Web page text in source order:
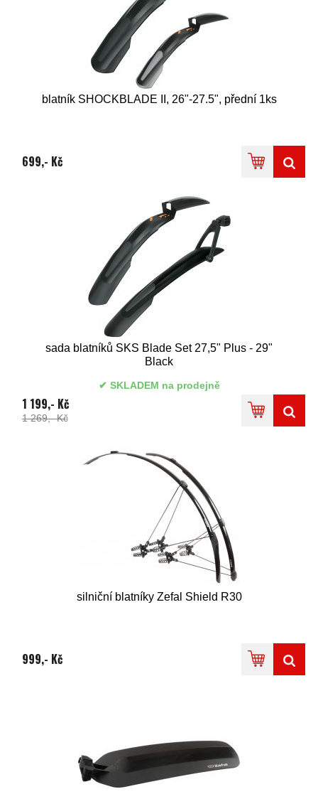
blatník SHOCKBLADE II, 26"-27.5", přední 1ks
699,- Kč
sada blatníků SKS Blade Set 27,5" Plus - 29"
Black
SKLADEM na prodejně
1 199,- Kč
1 269,- Kč
silniční blatníky Zefal Shield R30
999,- Kč